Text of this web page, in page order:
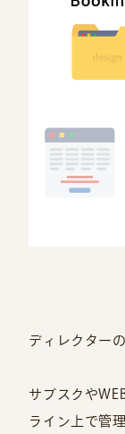
ディレクター
サブスクや
ライン上で管